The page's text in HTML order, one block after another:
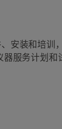
安装和培训
服务计划和